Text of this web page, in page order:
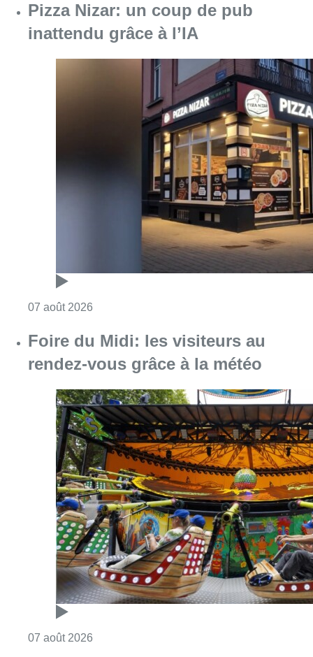
Pizza Nizar: un coup de pub
inattendu grâce à l’IA
07 août 2026
Foire du Midi: les visiteurs au
rendez-vous grâce à la météo
07 août 2026